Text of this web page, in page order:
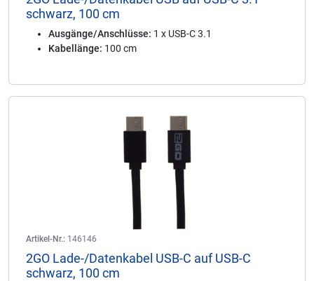
schwarz, 100 cm
Ausgänge/Anschlüsse: 1 x USB-C 3.1
Kabellänge: 100 cm
Artikel-Nr.: 146146
2GO Lade-/Datenkabel USB-C auf USB-C
schwarz, 100 cm